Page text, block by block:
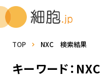
TOP NXC 検索結果
キーワード：NXC